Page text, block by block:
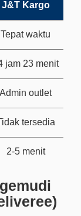
J&T Kargo
Tepat waktu
jam 23 menit
Admin outlet
tersedia
2-5 menit